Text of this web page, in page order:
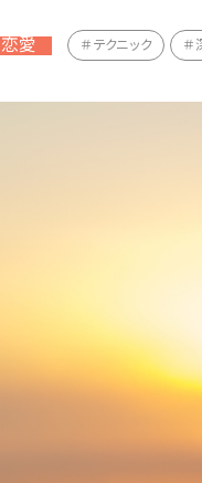
恋愛 テクニック